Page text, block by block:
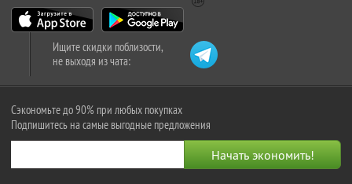
Ищите скидки поблизости,
не выходя из чата:
Сэкономьте до 90% при любых покупках
Подпишитесь на самые выгодные предложения